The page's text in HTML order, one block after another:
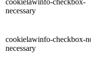
necessary
cookielawinfo-checkbox-
necessary